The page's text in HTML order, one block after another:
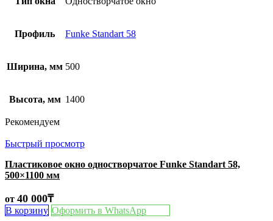
Профиль Funke Standart 58
Ширина, мм 500
Высота, мм 1400
Рекомендуем
Быстрый просмотр
Пластиковое окно одностворчатое Funke Standart 58,
500×1100 мм
от 40 000₸
В корзину Оформить в WhatsApp